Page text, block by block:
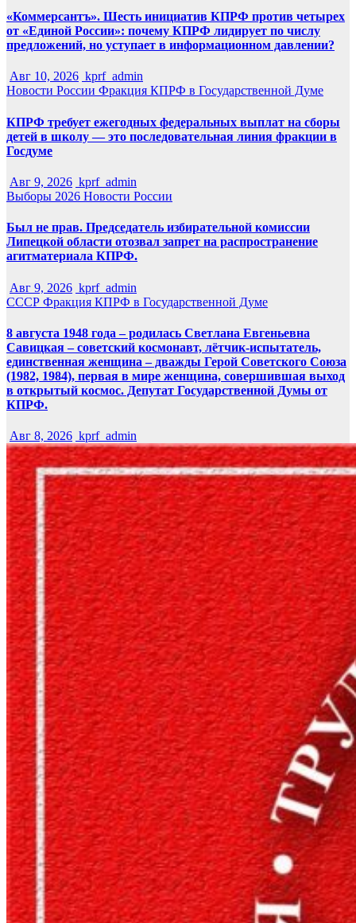
«Коммерсантъ». Шесть инициатив КПРФ против четырех
от «Единой России»: почему КПРФ лидирует по числу
предложений, но уступает в информационном давлении?
Авг 10, 2026 kprf_admin
Новости России Фракция КПРФ в Государственной Думе
КПРФ требует ежегодных федеральных выплат на сборы
детей в школу — это последовательная линия фракции в
Госдуме
Авг 9, 2026 kprf_admin
Выборы 2026 Новости России
Был не прав. Председатель избирательной комиссии
Липецкой области отозвал запрет на распространение
агитматериала КПРФ.
Авг 9, 2026 kprf_admin
СССР Фракция КПРФ в Государственной Думе
8 августа 1948 года – родилась Светлана Евгеньевна
Савицкая – советский космонавт, лётчик-испытатель,
единственная женщина – дважды Герой Советского Союза
(1982, 1984), первая в мире женщина, совершившая выход
в открытый космос. Депутат Государственной Думы от
КПРФ.
Авг 8, 2026 kprf_admin